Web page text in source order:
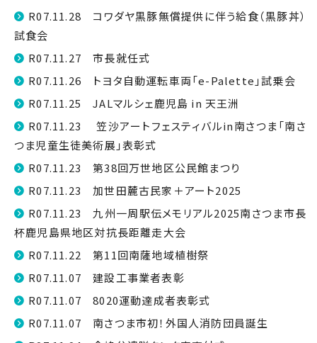
R07.11.28 コワダヤ黒豚無償提供に伴う給食（黒豚丼）
試食会
R07.11.27 市長就任式
R07.11.26 トヨタ自動運転車両「e-Palette」試乗会
R07.11.25 JALマルシェ鹿児島 in 天王洲
R07.11.23 笠沙アートフェスティバルin南さつま「南さ
つま児童生徒美術展」表彰式
R07.11.23 第38回万世地区公民館まつり
R07.11.23 加世田麓古民家＋アート2025
R07.11.23 九州一周駅伝メモリアル2025南さつま市長
杯鹿児島県地区対抗長距離走大会
R07.11.22 第11回南薩地域植樹祭
R07.11.07 建設工事業者表彰
R07.11.07 8020運動達成者表彰式
R07.11.07 南さつま市初！外国人消防団員誕生